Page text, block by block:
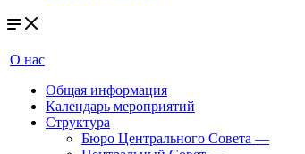
О нас
Общая информация
Календарь мероприятий
Структура
Бюро Центрального Совета —